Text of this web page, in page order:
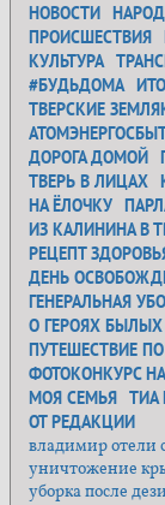
НОВОСТИ
ПРОИСШЕСТВИЯ
КУЛЬТУРА
#БУДЬДОМА
ТВЕРСКИЕ
ДОРОГА ДОМОЙ
ТВЕРЬ В ЛИЦАХ
НА ЁЛОЧКУ
ИЗ КАЛИНИНА В
РЕЦЕПТ
ДЕНЬ
ГЕНЕРАЛЬНАЯ
О ГЕРОЯХ
ПУТЕШЕСТВИЕ
ФОТОКОНКУРС
МОЯ СЕМЬЯ ТИА
ОТ РЕДАКЦИИ
владимир отели
уничтожение
уборка после